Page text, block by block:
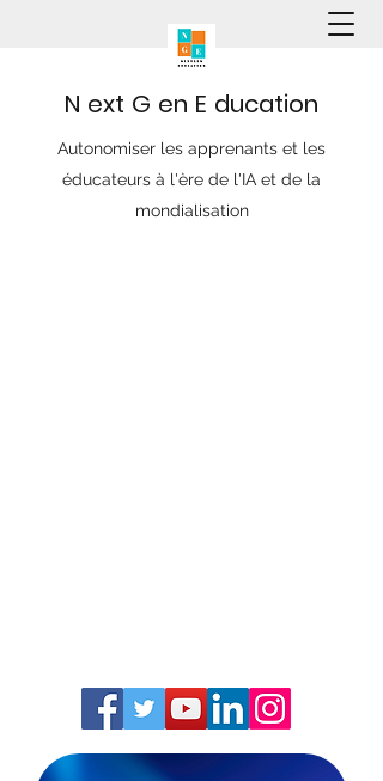
N ext G en E ducation
Autonomiser les apprenants et les
éducateurs à l'ère de l'IA et de la
mondialisation